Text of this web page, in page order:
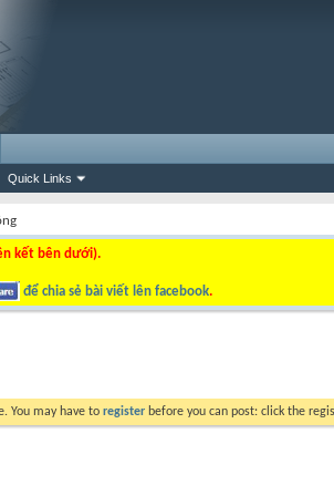
Quick Links
kết bên dưới).
để chia sẻ bài viết lên facebook.
You may have to register before you can post: click the